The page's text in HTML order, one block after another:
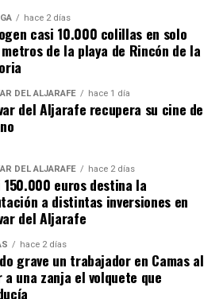
hace 2 días
casi 10.000 colillas en solo
de la playa de Rincón de la
DEL ALJARAFE hace 1 día
del Aljarafe recupera su cine de
DEL ALJARAFE hace 2 días
150.000 euros destina la
a distintas inversiones en
del Aljarafe
hace 2 días
grave un trabajador en Camas al
a una zanja el volquete que